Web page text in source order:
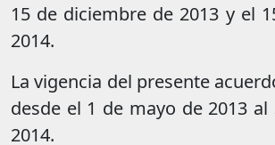
15 de diciembre de 2013 y el
2014.
La vigencia del presente
desde el 1 de mayo de 2013
2014.